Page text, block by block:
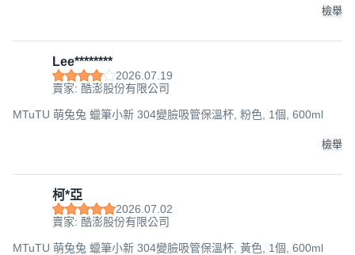
檢舉
Lee********
2026.07.19
賣家: 酷澎股份有限公司
MTuTU 萌兔兔 蠟筆小新 304變臉吸管保溫杯, 粉色, 1個, 600ml
檢舉
柯*亞
2026.07.02
賣家: 酷澎股份有限公司
MTuTU 萌兔兔 蠟筆小新 304變臉吸管保溫杯, 黃色, 1個, 600ml